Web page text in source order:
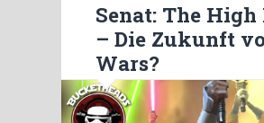
Senat: The
– Die Zukunft
Wars?